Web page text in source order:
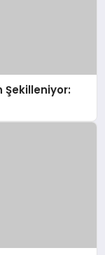
Şekilleniyor: